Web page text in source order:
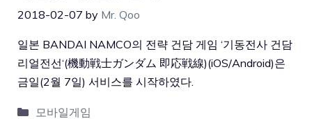
2018-02-07 by Mr. Qoo
일본 BANDAI NAMCO의 전략 건담 게임 ‘기동전사 건담
리얼전선‘(機動戦士ガンダム 即応戦線)(iOS/Android)은
금일(2월 7일) 서비스를 시작하였다.
모바일게임